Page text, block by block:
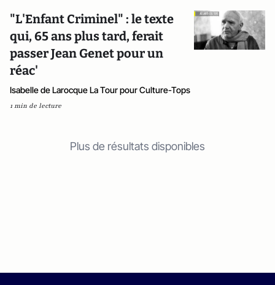
"L'Enfant Criminel" : le texte
qui, 65 ans plus tard, ferait
passer Jean Genet pour un
réac'
Isabelle de Larocque La Tour pour Culture-Tops
1 min de lecture
Plus de résultats disponibles